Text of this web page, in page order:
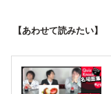
【あわせて読みたい】